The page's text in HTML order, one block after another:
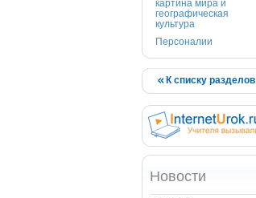
картина мира и
географическая
культура
Персоналии
К списку разделов
Новости